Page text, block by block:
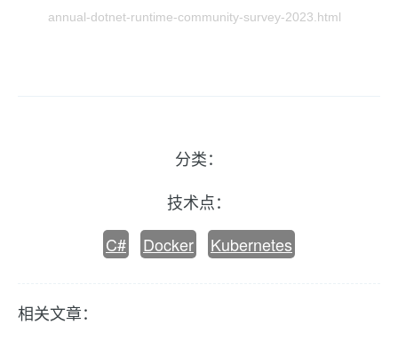
annual-dotnet-runtime-community-survey-2023.html
分类：
技术点：
C#
Docker Kubernetes
相关文章：